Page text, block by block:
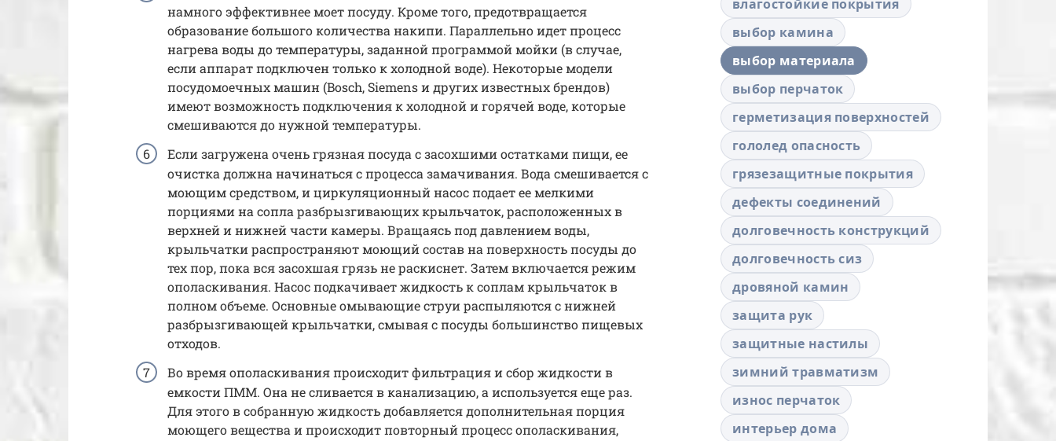
намного эффективнее моет посуду. Кроме того, предотвращается
образование большого количества накипи. Параллельно идет процесс
нагрева воды до температуры, заданной программой мойки (в случае,
если аппарат подключен только к холодной воде). Некоторые модели
посудомоечных машин (Bosch, Siemens и других известных брендов)
имеют возможность подключения к холодной и горячей воде, которые
смешиваются до нужной температуры.
Если загружена очень грязная посуда с засохшими остатками пищи, ее
очистка должна начинаться с процесса замачивания. Вода смешивается с
моющим средством, и циркуляционный насос подает ее мелкими
порциями на сопла разбрызгивающих крыльчаток, расположенных в
верхней и нижней части камеры. Вращаясь под давлением воды,
крыльчатки распространяют моющий состав на поверхность посуды до
тех пор, пока вся засохшая грязь не раскиснет. Затем включается режим
ополаскивания. Насос подкачивает жидкость к соплам крыльчаток в
полном объеме. Основные омывающие струи распыляются с нижней
разбрызгивающей крыльчатки, смывая с посуды большинство пищевых
отходов.
Во время ополаскивания происходит фильтрация и сбор жидкости в
емкости ПММ. Она не сливается в канализацию, а используется еще раз.
Для этого в собранную жидкость добавляется дополнительная порция
моющего вещества и происходит повторный процесс ополаскивания,
влагостойкие покрытия
выбор камина
выбор материала
выбор перчаток
герметизация поверхностей
гололед опасность
грязезащитные покрытия
дефекты соединений
долговечность конструкций
долговечность сиз
дровяной камин
защита рук
защитные настилы
зимний травматизм
износ перчаток
интерьер дома